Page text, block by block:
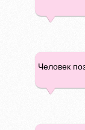
Человек